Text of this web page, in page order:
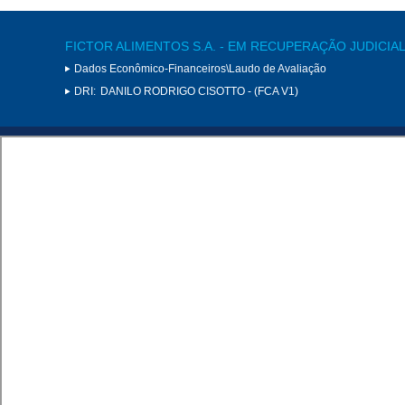
FICTOR ALIMENTOS S.A. - EM RECUPERAÇÃO
Dados Econômico-Financeiros\Laudo de Avaliação
DRI: DANILO RODRIGO CISOTTO - (FCA V1)